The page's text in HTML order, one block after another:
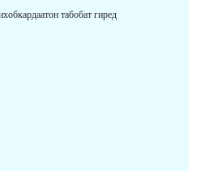
табобат гиред